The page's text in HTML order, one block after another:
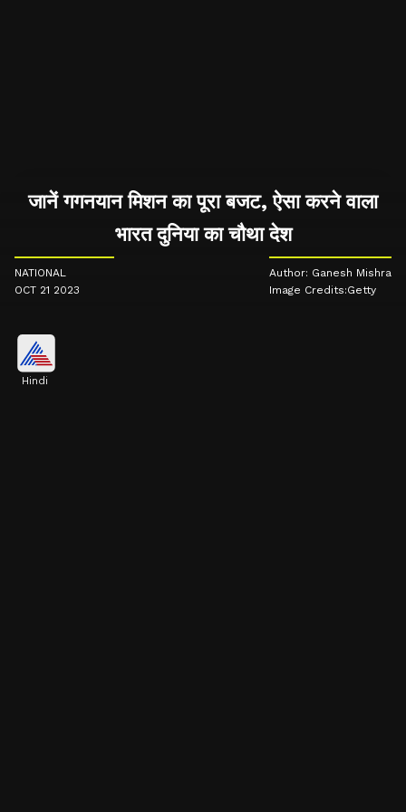
जानें गगनयान मिशन का पूरा बजट, ऐसा करने वाला
भारत दुनिया का चौथा देश
NATIONAL
OCT 21 2023
Author: Ganesh Mishra
Image Credits:Getty
Hindi